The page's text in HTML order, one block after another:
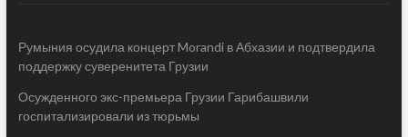
Румыния осудила концерт Morandi в Абхазии и подтвердила
поддержку суверенитета Грузии
Осужденного экс-премьера Грузии Гарибашвили
госпитализировали из тюрьмы